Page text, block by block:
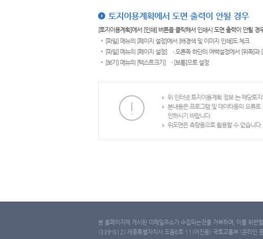
토지이용계획에서 도면 출력이 안될 경우
[토지이용계획]에서 [인쇄] 버튼을 클릭해서 인쇄시 도면 출력이 안될 경
[파일] 메뉴의 [페이지 설정]에서 [배경색 및 이미지 인쇄]도 체크
[파일] 메뉴의 [페이지 설정] → 오른쪽 하단의 여백설정에서 [위쪽]과
[보기] 메뉴의 [텍스트크기] → [보통]으로 설정
위 인터넷 토지이용계획 정보 는 해당토
본내용은 프로그램 및 데이타등의 오류
인하시기 바랍니다.
위도면은 측량용으로 활용할 수 없습니다.
본 홈페이지에 게시된 이메일주소가 수집되는것을 거부하며, 이를 위반
(339-012) 세종특별자치시 도움6로 11(어진동) 국토교통부 (온라